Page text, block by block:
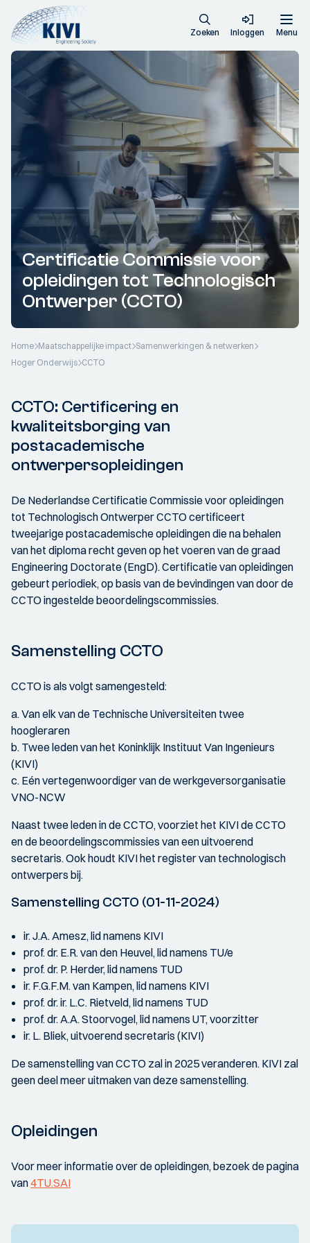
Zoeken Inloggen Menu
Home Maatschappelijke impact Samenwerkingen & netwerken
Hoger Onderwijs CCTO
Certificatie Commissie voor
opleidingen tot Technologisch
Ontwerper (CCTO)
CCTO: Certificering en
kwaliteitsborging van
postacademische
ontwerpersopleidingen
De Nederlandse Certificatie Commissie voor opleidingen
tot Technologisch Ontwerper CCTO certificeert
tweejarige postacademische opleidingen die na behalen
van het diploma recht geven op het voeren van de graad
Engineering Doctorate (EngD). Certificatie van opleidingen
gebeurt periodiek, op basis van de bevindingen van door de
CCTO ingestelde beoordelingscommissies.
Samenstelling CCTO
CCTO is als volgt samengesteld:
a. Van elk van de Technische Universiteiten twee
hoogleraren
b. Twee leden van het Koninklijk Instituut Van Ingenieurs
(KIVI)
c. Eén vertegenwoordiger van de werkgeversorganisatie
VNO-NCW
Naast twee leden in de CCTO, voorziet het KIVI de CCTO
en de beoordelingscommissies van een uitvoerend
secretaris. Ook houdt KIVI het register van technologisch
ontwerpers bij.
Samenstelling CCTO (01-11-2024)
ir. J.A. Amesz, lid namens KIVI
prof. dr. E.R. van den Heuvel, lid namens TU/e
prof. dr. P. Herder, lid namens TUD
ir. F.G.F.M. van Kampen, lid namens KIVI
prof. dr. ir. L.C. Rietveld, lid namens TUD
prof. dr. A.A. Stoorvogel, lid namens UT, voorzitter
ir. L. Bliek, uitvoerend secretaris (KIVI)
De samenstelling van CCTO zal in 2025 veranderen. KIVI zal
geen deel meer uitmaken van deze samenstelling.
Opleidingen
Voor meer informatie over de opleidingen, bezoek de pagina
van4TU.SAI